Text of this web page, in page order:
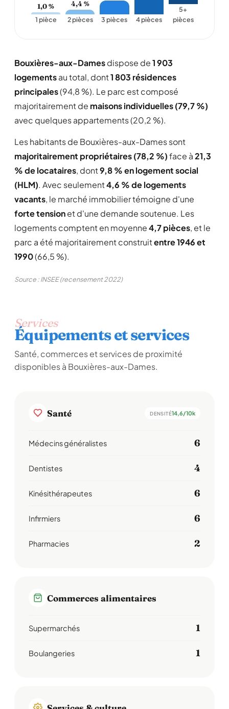
1,0 %
1 pièce
4,4 %
2 pièces
3 pièces 4 pièces
5+
pièces
Bouxières-aux-Damesdispose de1 903
logementsau total, dont1 803 résidences
principales(94,8 %). Le parc est composé
majoritairement de maisons individuelles (79,7 %)
avec quelques appartements (20,2 %).
Les habitants de Bouxières-aux-Dames sont
majoritairement propriétaires (78,2 %)face à21,3
% de locataires, dont9,8 % en logement social
(HLM). Avec seulement4,6 % de logements
vacants, le marché immobilier témoigne d'une
forte tensionet d'une demande soutenue. Les
logements comptent en moyenne4,7 pièces, et le
parc a été majoritairement construitentre 1946 et
1990(66,5 %).
Source : INSEE (recensement 2022)
Services
Équipements et services
Santé, commerces et services de proximité
disponibles à Bouxières-aux-Dames.
Santé DENSITÉ14,6/10k
Médecins généralistes 6
Dentistes 4
Kinésithérapeutes 6
Infirmiers 6
Pharmacies 2
Commerces alimentaires
Supermarchés 1
Boulangeries 1